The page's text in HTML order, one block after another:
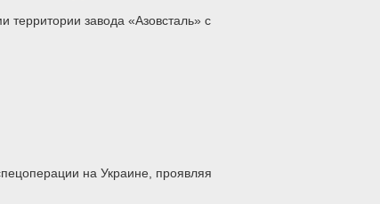
завода «Азовсталь» с
на Украине, проявляя